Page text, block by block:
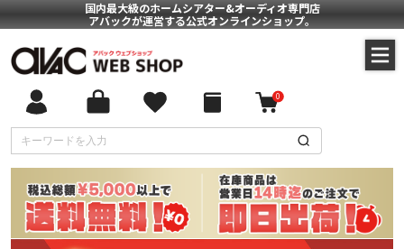
国内最大級のホームシアター&オーディオ専門店
アバックが運営する公式オンラインショップ。
0